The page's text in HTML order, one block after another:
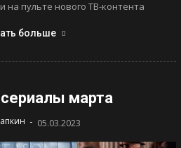
на пульте нового ТВ-контента
больше
марта
- 05.03.2023